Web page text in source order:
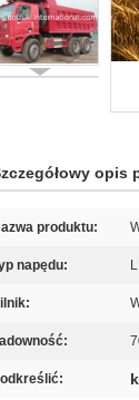
opis
produktu:
napędu: